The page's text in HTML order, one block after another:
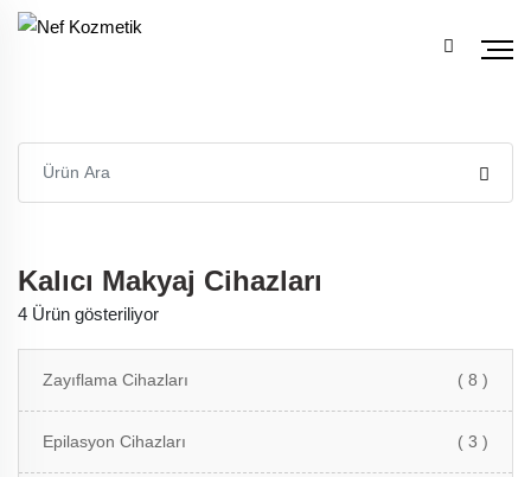
Kalıcı Makyaj Cihazları
4 Ürün gösteriliyor
Zayıflama Cihazları ( 8 )
Epilasyon Cihazları ( 3 )